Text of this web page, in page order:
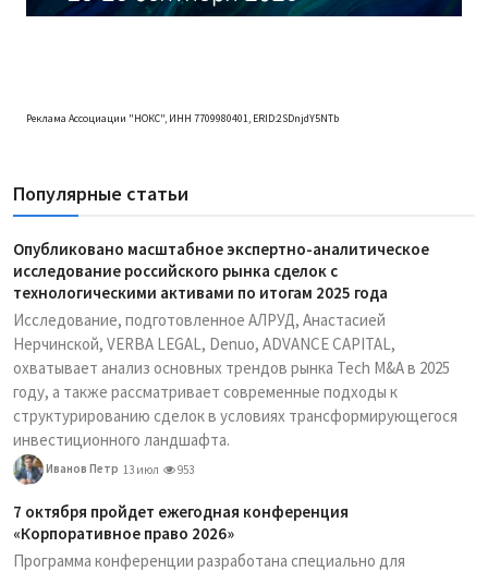
Реклама Ассоциации "НОКС", ИНН 7709980401, ERID:2SDnjdY5NTb
Популярные статьи
Опубликовано масштабное экспертно-аналитическое
исследование российского рынка сделок с
технологическими активами по итогам 2025 года
Исследование, подготовленное АЛРУД, Анастасией
Нерчинской, VERBA LEGAL, Denuo, ADVANCE CAPITAL,
охватывает анализ основных трендов рынка Tech M&A в 2025
году, а также рассматривает современные подходы к
структурированию сделок в условиях трансформирующегося
инвестиционного ландшафта.
Иванов Петр 13 июл 953
7 октября пройдет ежегодная конференция
«Корпоративное право 2026»
Программа конференции разработана специально для